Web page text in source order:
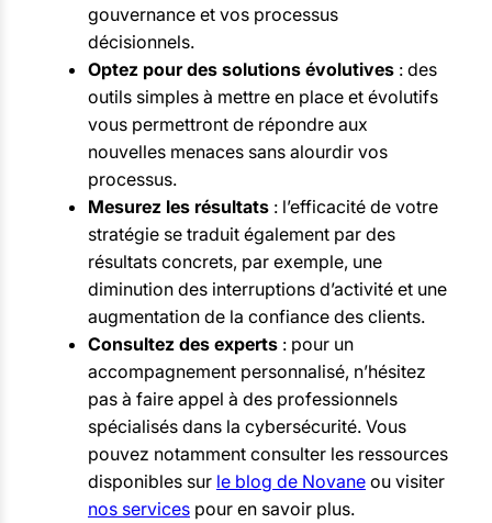
gouvernance et vos processus
décisionnels.
Optez pour des solutions évolutives : des
outils simples à mettre en place et évolutifs
vous permettront de répondre aux
nouvelles menaces sans alourdir vos
processus.
Mesurez les résultats : l’efficacité de votre
stratégie se traduit également par des
résultats concrets, par exemple, une
diminution des interruptions d’activité et une
augmentation de la confiance des clients.
Consultez des experts : pour un
accompagnement personnalisé, n’hésitez
pas à faire appel à des professionnels
spécialisés dans la cybersécurité. Vous
pouvez notamment consulter les ressources
disponibles sur le blog de Novane ou visiter
nos services pour en savoir plus.